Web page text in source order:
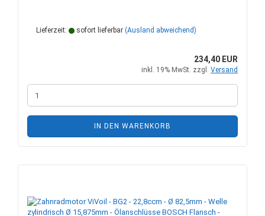
Lieferzeit: sofort lieferbar (Ausland abweichend)
234,40 EUR
inkl. 19% MwSt. zzgl. Versand
IN DEN WARENKORB